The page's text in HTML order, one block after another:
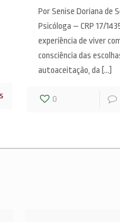
Por Senise Doriana de
Psicóloga – CRP 17/
experiência de viver
consciência das
autoaceitação, da […]
0